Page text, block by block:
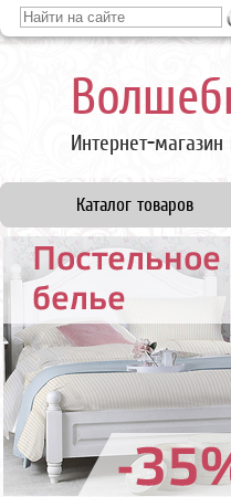
Интернет-
Каталог товаров